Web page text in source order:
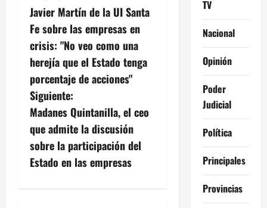
a
v
e
g
a
c
i
Javier Martín de la UI Santa
Fe sobre las empresas en
crisis: "No veo como una
herejía que el Estado tenga
porcentaje de acciones"
Siguiente:
Madanes Quintanilla, el ceo
que admite la discusión
sobre la participación del
Estado en las empresas
TV
Nacional
Opinión
Poder
Judicial
Política
Principales
Provincias